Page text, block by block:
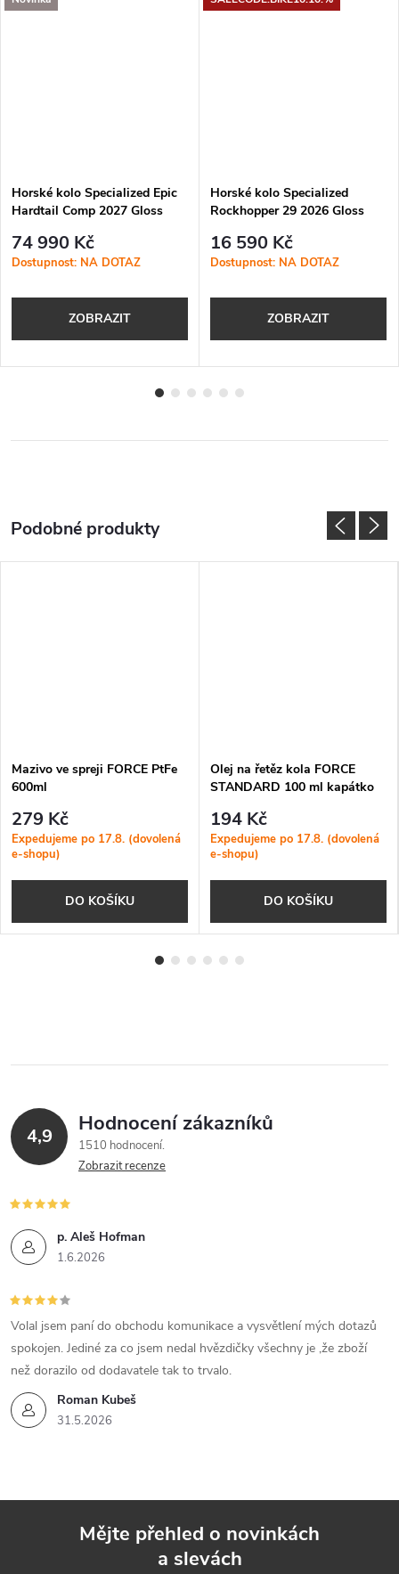
Horské kolo Specialized Epic
Hardtail Comp 2027 Gloss
Metallic
74 990 Kč
Dostupnost: NA DOTAZ
ZOBRAZIT
Horské kolo Specialized
Rockhopper 29 2026 Gloss
16 590 Kč
Dostupnost: NA DOTAZ
ZOBRAZIT
Mazivo ve spreji FORCE PtFe
600ml
279 Kč
Expedujeme po 17.8. (dovolená
e-shopu)
DO KOŠÍKU
Olej na řetěz kola FORCE
STANDARD 100 ml kapátko
194 Kč
Expedujeme po 17.8. (dovolená
e-shopu)
DO KOŠÍKU
4,9 Hodnocení zákazníků
1510 hodnocení
Zobrazit recenze
p. Aleš Hofman
1.6.2026
Roman Kubeš
31.5.2026
Volal jsem paní do obchodu komunikace a vysvětlení mých dotazů
spokojen. Jediné za co jsem nedal hvězdičky všechny je ,že zboží
než dorazilo od dodavatele tak to trvalo.
Mějte přehled o novinkách
a slevách